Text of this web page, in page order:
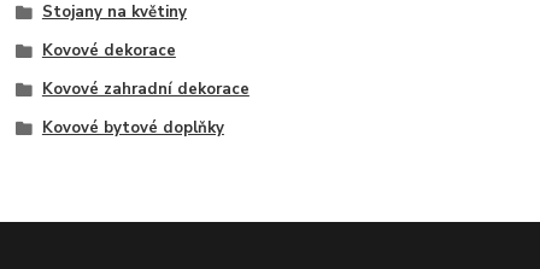
Stojany na květiny
Kovové dekorace
Kovové zahradní dekorace
Kovové bytové doplňky